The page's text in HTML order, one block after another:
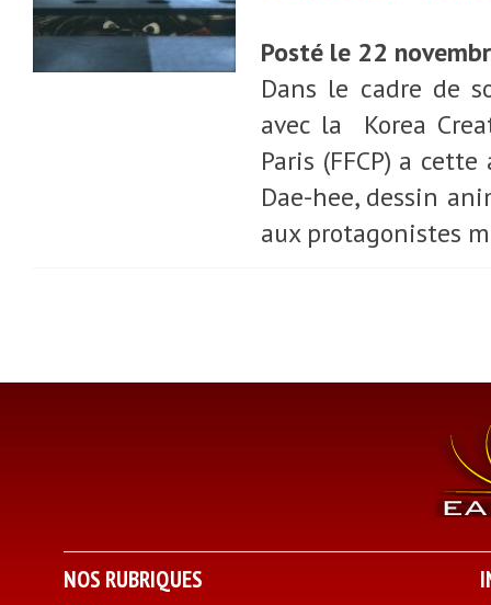
Posté le 22
Dans le cadre de
avec la Korea
Paris (FFCP) a
Dae-hee, dessin
aux protagonistes
NOS RUBRIQUES